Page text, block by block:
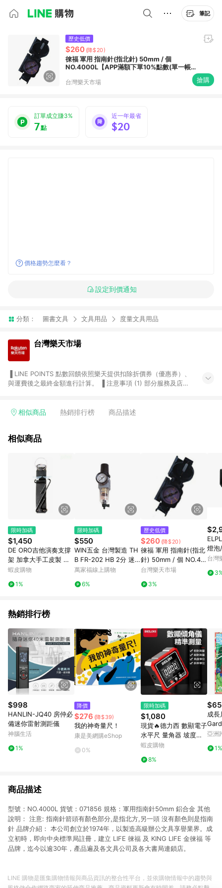
筆記
歷史低價
$260 (降$20)
徠福 軍用 指南針(指北針) 50mm / 個
NO.4000L【APP滿額下單10%點數(單一帳
台灣樂天市場 搶購
訂單成立賺3%
7點
近一年最省
$20
價格趨勢怎麼看？
設定到價通知
分類： 圖書文具 文具用品 度量文具用品
台灣樂天市場
與運費後之最終金額進行計算。 ▐ 注意事項 (1) 部分服務及店家
Smart mobile、神腦生活、JS巨盛、樂天KOBO電子書，請詳閱
台灣樂天市場，並在同一瀏覽器於24小時內結帳，才享有 LINE
市場 45 天內完成訂單出貨及結帳，則不符合贈點資格。 (4) 如
使用APP、或中途瀏覽比價網、回饋網、Google等其他網頁、或
由網頁版(電腦版/手機版網頁)切換為App都將會造成追蹤中斷而
無法進行 LINE POINTS 回饋。 (5) LINE 購物為購物資訊整合性
平台，商品資料更新會有時間差，如顯示之商品規格、顏色、價
位、贈品與台灣樂天市場銷售網頁不符，以銷售網頁標示為準。
(6) 導購訂單已逾 365 天，根據台灣樂天回饋規定，逾期訂單將
點數回饋或點數回饋有爭議，台灣樂天市場保有更改條款與法律
追訴之權利，活動詳情以樂天市場網站公告為準。
相似商品 熱銷排行榜 商品描述
相似商品
限時加碼
$1,450
DE ORO吉他演奏支撐
架 加拿大手工皮製 不
鏽鋼 FlamencoLoco
【黃石樂器】
蝦皮購物
1%
限時加碼
$550
WIN五金 台灣製造 TH
B FR-202 HB 2分 迷
你濾水調壓組 FR202
水 附錶
萬家福線上購物
6%
歷史低價
$260 (降$20)
徠福 軍用 指南針(指北
針) 50mm / 個 NO.40
00L【APP滿額下單1
500點)】8/31止
台灣樂天市場
3%
燈泡
投影
台灣
熱銷排行榜
$998
HANLIN-JQ40 房仲必
備迷你雷射測距儀
神腦生活
1%
降價
$276 (降$39)
我的神奇量尺！
康是美網購eShop
0%
限時加碼
$1,080
現貨🔥德力西 數顯電子
水平尺 量角器 坡度儀
磁性角度尺 傾角盒 帶
位顯示傾角儀 數顯工程
蝦皮購物
8%
成
t 小
亞洲
1%
商品描述
型號：NO.4000L 貨號：071856 規格：軍用指南針50mm 鋁合金 其他
說明： 注意: 指南針箭頭有顏色部分,是指北方,另一頭 沒有顏色則是指南
針 品牌介紹： 本公司創立於1974年，以製造高級辦公文具享譽業界。成
立初時，即向中央標準局註冊，建立 LIFE 徠福 及 KING LIFE 金徠福 等
品牌，迄今以逾30年，產品遍及各文具公司及各大書局連鎖店。
LINE 購物是匯集購物情報與商品資訊的整合性平台，並依購物情報中的趨勢與